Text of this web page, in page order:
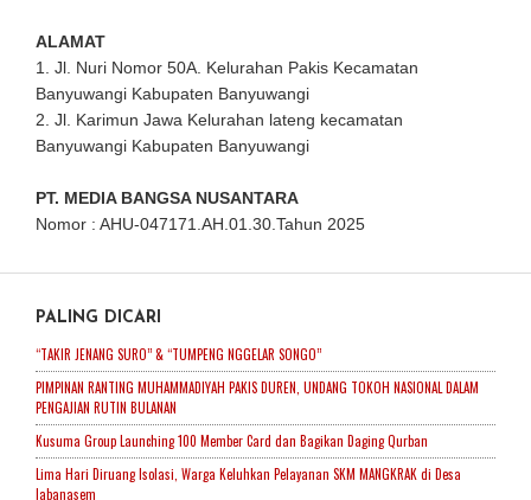
ALAMAT
1. Jl. Nuri Nomor 50A. Kelurahan Pakis Kecamatan
Banyuwangi Kabupaten Banyuwangi
2. Jl. Karimun Jawa Kelurahan lateng kecamatan
Banyuwangi Kabupaten Banyuwangi
PT. MEDIA BANGSA NUSANTARA
Nomor : AHU-047171.AH.01.30.Tahun 2025
PALING DICARI
“TAKIR JENANG SURO” & “TUMPENG NGGELAR SONGO”
PIMPINAN RANTING MUHAMMADIYAH PAKIS DUREN, UNDANG TOKOH NASIONAL DALAM
PENGAJIAN RUTIN BULANAN
Kusuma Group Launching 100 Member Card dan Bagikan Daging Qurban
Lima Hari Diruang Isolasi, Warga Keluhkan Pelayanan SKM MANGKRAK di Desa
labanasem